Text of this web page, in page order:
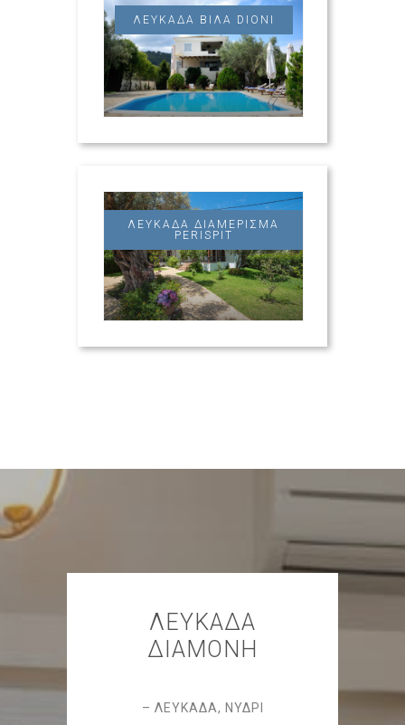
ΛΕΥΚΆΔΑ ΒΊΛΑ DIONI
ΛΕΥΚΆΔΑ ΔΙΑΜΈΡΙΣΜΑ
PERISPIT
ΛΕΥΚΑΔΑ
ΔΙΑΜΟΝΗ
– ΛΕΥΚΑΔΑ, ΝΥΔΡΙ